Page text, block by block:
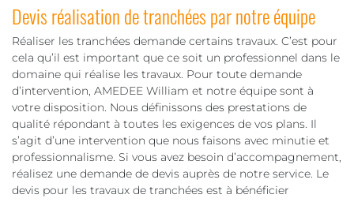
Devis réalisation de tranchées par notre équipe
Réaliser les tranchées demande certains travaux. C’est pour
cela qu’il est important que ce soit un professionnel dans le
domaine qui réalise les travaux. Pour toute demande
d’intervention, AMEDEE William et notre équipe sont à
votre disposition. Nous définissons des prestations de
qualité répondant à toutes les exigences de vos plans. Il
s’agit d’une intervention que nous faisons avec minutie et
professionnalisme. Si vous avez besoin d’accompagnement,
réalisez une demande de devis auprès de notre service. Le
devis pour les travaux de tranchées est à bénéficier